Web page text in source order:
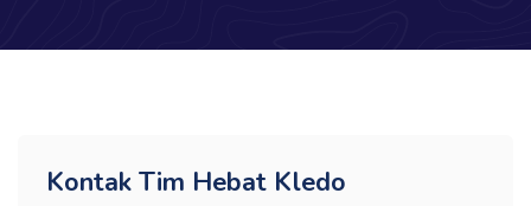
Kontak Tim Hebat Kledo